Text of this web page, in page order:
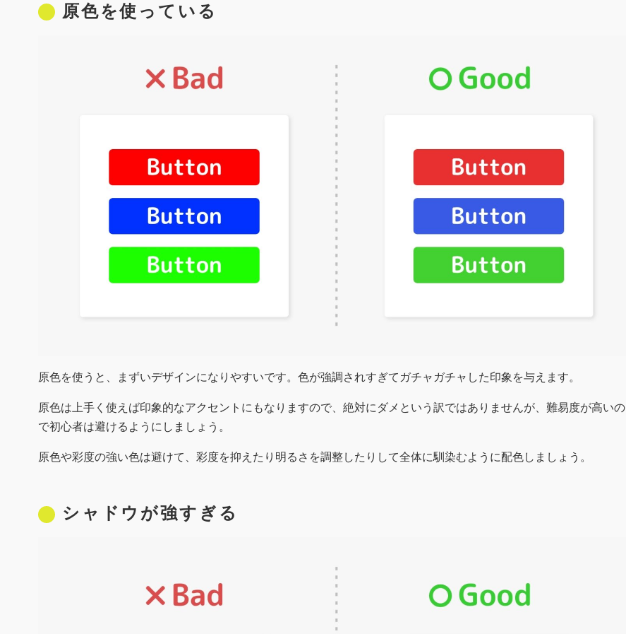
原色を使っている
原色を使うと、まずいデザインになりやすいです。色が強調されすぎてガチャガチャした印象を与えます。
原色は上手く使えば印象的なアクセントにもなりますので、絶対にダメという訳ではありませんが、難易度が高いの
で初心者は避けるようにしましょう。
原色や彩度の強い色は避けて、彩度を抑えたり明るさを調整したりして全体に馴染むように配色しましょう。
シャドウが強すぎる